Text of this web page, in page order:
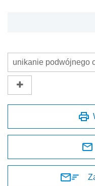
unikanie podwójnego